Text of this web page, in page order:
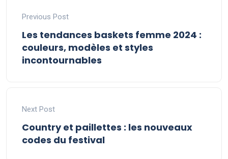
Previous Post
Les tendances baskets femme 2024 :
couleurs, modèles et styles
incontournables
Next Post
Country et paillettes : les nouveaux
codes du festival